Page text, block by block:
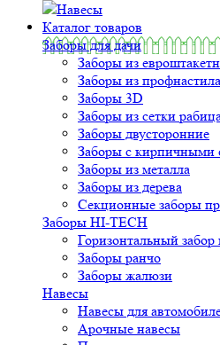
Навесы
Каталог товаров
Заборы для дачи
Заборы из
Заборы из профнастила
Заборы 3D
Заборы из сетки
Заборы двусторонние
Заборы с кирпичными
Заборы из металла
Заборы из дерева
Секционные заборы
Заборы HI-TECH
Горизонтальный
Заборы ранчо
Заборы жалюзи
Навесы
Навесы для
Арочные навесы